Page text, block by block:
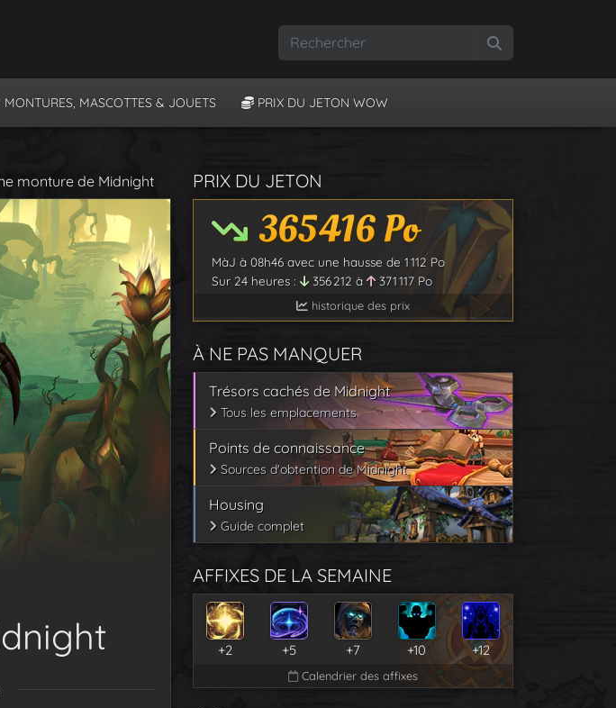
MONTURES, MASCOTTES & JOUETS PRIX DU JETON WOW
monture de Midnight PRIX DU JETON
365 416Po
MàJ à 08h46 avec une hausse de 1 112 Po
Sur 24 heures :
356 212 à 371 117 Po
historique des prix
À NE PAS MANQUER
Trésors cachés de Midnight
Tous les emplacements
Points de connaissance
Sources d'obtention de Midnight
Housing
Guide complet
AFFIXES DE LA SEMAINE
+2 +5 +7 +10 +12
Calendrier des affixes